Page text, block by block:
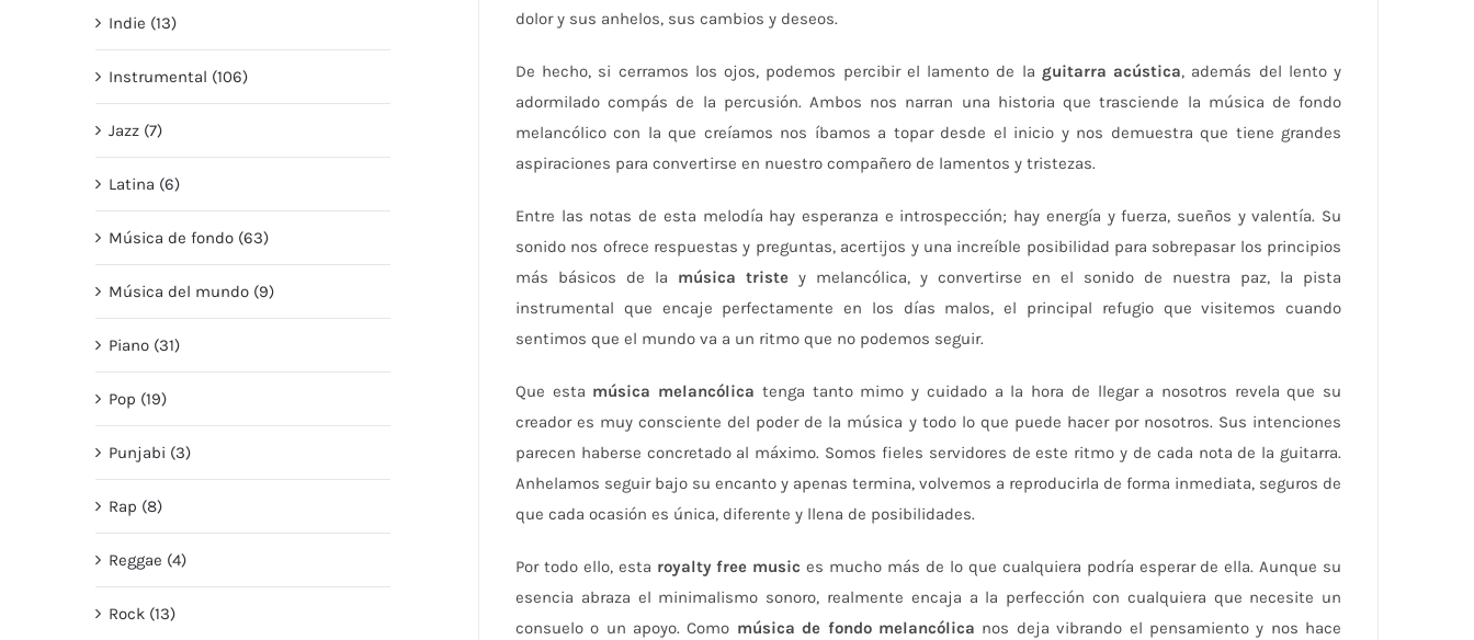
dolor y sus anhelos, sus cambios y deseos.
De hecho, si cerramos los ojos, podemos percibir el lamento de la guitarra acústica, además del lento y
adormilado compás de la percusión. Ambos nos narran una historia que trasciende la música de fondo
melancólico con la que creíamos nos íbamos a topar desde el inicio y nos demuestra que tiene grandes
aspiraciones para convertirse en nuestro compañero de lamentos y tristezas.
Entre las notas de esta melodía hay esperanza e introspección; hay energía y fuerza, sueños y valentía. Su
sonido nos ofrece respuestas y preguntas, acertijos y una increíble posibilidad para sobrepasar los principios
más básicos de la música triste y melancólica, y convertirse en el sonido de nuestra paz, la pista
instrumental que encaje perfectamente en los días malos, el principal refugio que visitemos cuando
sentimos que el mundo va a un ritmo que no podemos seguir.
Que esta música melancólica tenga tanto mimo y cuidado a la hora de llegar a nosotros revela que su
creador es muy consciente del poder de la música y todo lo que puede hacer por nosotros. Sus intenciones
parecen haberse concretado al máximo. Somos fieles servidores de este ritmo y de cada nota de la guitarra.
Anhelamos seguir bajo su encanto y apenas termina, volvemos a reproducirla de forma inmediata, seguros de
que cada ocasión es única, diferente y llena de posibilidades.
Por todo ello, esta royalty free music es mucho más de lo que cualquiera podría esperar de ella. Aunque su
esencia abraza el minimalismo sonoro, realmente encaja a la perfección con cualquiera que necesite un
consuelo o un apoyo. Como música de fondo melancólica nos deja vibrando el pensamiento y nos hace
Indie (13)
Instrumental (106)
Jazz (7)
Latina (6)
Música de fondo (63)
Música del mundo (9)
Piano (31)
Pop (19)
Punjabi (3)
Rap (8)
Reggae (4)
Rock (13)